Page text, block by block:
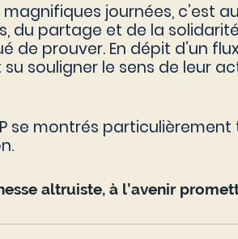
journées, c’est
du partage et de la
de prouver. En dépit d’un
souligner le sens de leur
se montrés
altruiste, à l’avenir